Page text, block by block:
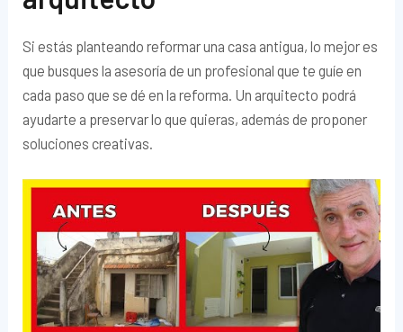
Si estás planteando reformar una casa antigua, lo mejor es
que busques la asesoría de un profesional que te guíe en
cada paso que se dé en la reforma. Un arquitecto podrá
ayudarte a preservar lo que quieras, además de proponer
soluciones creativas.